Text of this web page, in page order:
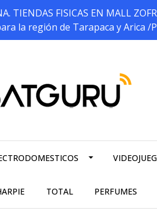
TIENDAS FISICAS EN MALL
la región de Tarapaca y Arica /
TOTAL PERFUMES